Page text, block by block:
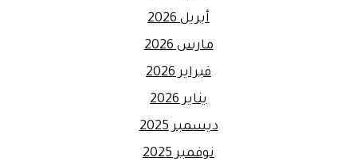
أبريل 2026
مارس 2026
فبراير 2026
يناير 2026
ديسمبر 2025
نوفمبر 2025